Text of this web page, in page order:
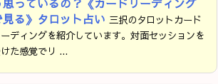
思っているの？《カードリーディング
見る》タロット占い 三択のタロットカード
ーディングを紹介しています。対面セッションを
た感覚でリ ...